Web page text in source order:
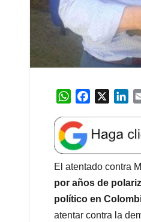
W
a
t
s
A
p
p
e
b
o
o
k
k
e
d
I
n
El atentado contra
por años de
político en
atentar contra la